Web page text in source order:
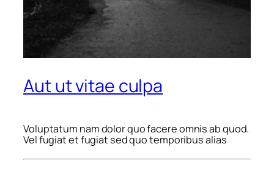
Aut ut vitae culpa
Voluptatum nam dolor quo facere omnis ab quod.
Vel fugiat et fugiat sed quo temporibus alias